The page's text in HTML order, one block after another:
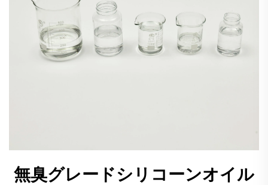
無臭グレードシリコーンオイル